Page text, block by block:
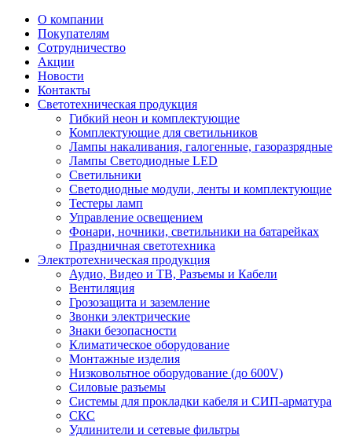
О компании
Покупателям
Сотрудничество
Акции
Новости
Контакты
Светотехническая продукция
Гибкий неон и комплектующие
Комплектующие для светильников
Лампы накаливания, галогенные, газоразрядные
Лампы Светодиодные LED
Светильники
Светодиодные модули, ленты и комплектующие
Тестеры ламп
Управление освещением
Фонари, ночники, светильники на батарейках
Праздничная светотехника
Электротехническая продукция
Аудио, Видео и ТВ, Разъемы и Кабели
Вентиляция
Грозозащита и заземление
Звонки электрические
Знаки безопасности
Климатическое оборудование
Монтажные изделия
Низковольтное оборудование (до 600V)
Силовые разъемы
Системы для прокладки кабеля и СИП-арматура
СКС
Удлинители и сетевые фильтры